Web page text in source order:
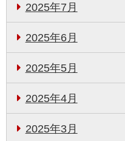
2025年7月
2025年6月
2025年5月
2025年4月
2025年3月